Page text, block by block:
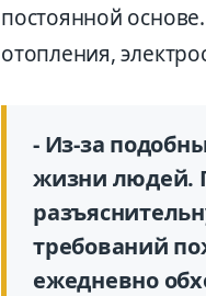
постоянной
отопления,
- Из-за
жизни людей.
требований
ежедневно